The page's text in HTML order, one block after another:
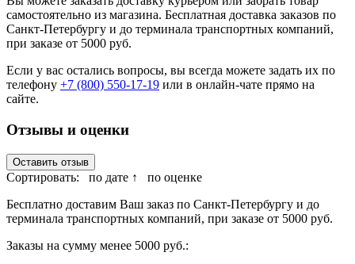
самостоятельно из магазина. Бесплатная доставка заказов по
Санкт-Петербургу и до терминала транспортных компаний,
при заказе от 5000 руб.
Если у вас остались вопросы, вы всегда можете задать их по
телефону +7 (800) 550-17-19 или в онлайн-чате прямо на
сайте.
Отзывы и оценки
Оставить отзыв
Сортировать: по дате ↑
по оценке
Бесплатно доставим Ваш заказ по Санкт-Петербургу и до
терминала транспортных компаний, при заказе от 5000 руб.
Заказы на сумму менее 5000 руб.: